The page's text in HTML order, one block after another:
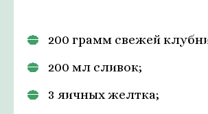
200 грамм свежей
200 мл сливок;
3 яичных желтка;